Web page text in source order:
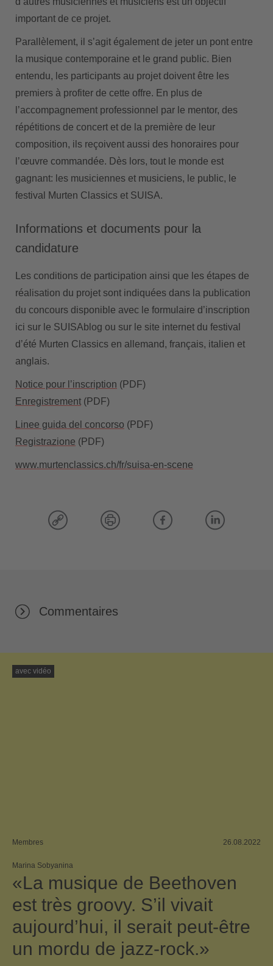
important de ce projet.
Parallèlement, il sʼagit également de jeter un pont entre
la musique contemporaine et le grand public. Bien
entendu, les participants au projet doivent être les
premiers à profiter de cette offre. En plus de
lʼaccompagnement professionnel par le mentor, des
répétitions de concert et de la première de leur
composition, ils reçoivent aussi des honoraires pour
lʼœuvre commandée. Dès lors, tout le monde est
gagnant: les musiciennes et musiciens, le public, le
festival Murten Classics et SUISA.
Informations et documents pour la
candidature
Les conditions de participation ainsi que les étapes de
réalisation du projet sont indiquées dans la publication
du concours disponible avec le formulaire dʼinscription
ici sur le SUISAblog ou sur le site internet du festival
dʼété Murten Classics en allemand, français, italien et
anglais.
Notice pour lʼinscription (PDF)
Enregistrement (PDF)
Linee guida del concorso (PDF)
Registrazione (PDF)
www.murtenclassics.ch/fr/suisa-en-scene
Commentaires
avec vidéo
Membres 26.08.2022
Marina Sobyanina
«La musique de Beethoven
est très groovy. S’il vivait
aujourd’hui, il serait peut-être
un mordu de jazz-rock.»